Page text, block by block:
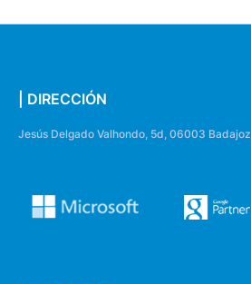
| DIRECCIÓN
Jesús Delgado Valhondo, 5d, 06003 Badajoz